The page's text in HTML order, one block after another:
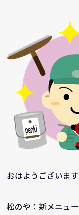
おはようございます
松のや：新メニュー